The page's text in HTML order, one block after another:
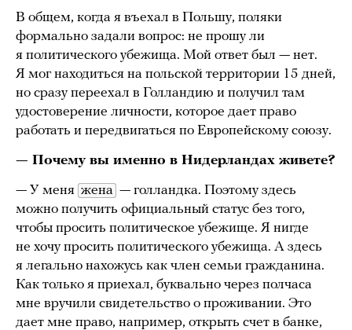
В общем, когда я въехал в Польшу, поляки
формально задали вопрос: не прошу ли
я политического убежища. Мой ответ был — нет.
Я мог находиться на польской территории 15 дней,
но сразу переехал в Голландию и получил там
удостоверение личности, которое дает право
работать и передвигаться по Европейскому союзу.
— Почему вы именно в Нидерландах живете?
— У меня жена — голландка. Поэтому здесь
можно получить официальный статус без того,
чтобы просить политическое убежище. Я нигде
не хочу просить политического убежища. А здесь
я легально нахожусь как член семьи гражданина.
Как только я приехал, буквально через полчаса
мне вручили свидетельство о проживании. Это
дает мне право, например, открыть счет в банке,